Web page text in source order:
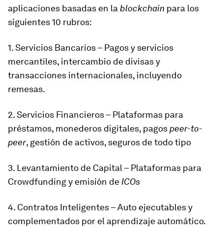
aplicaciones basadas en la blockchain para los
siguientes 10 rubros:
1. Servicios Bancarios – Pagos y servicios
mercantiles, intercambio de divisas y
transacciones internacionales, incluyendo
remesas.
2. Servicios Financieros – Plataformas para
préstamos, monederos digitales, pagos peer-to-
peer, gestión de activos, seguros de todo tipo
3. Levantamiento de Capital – Plataformas para
Crowdfunding y emisión de ICOs
4. Contratos Inteligentes – Auto ejecutables y
complementados por el aprendizaje automático.